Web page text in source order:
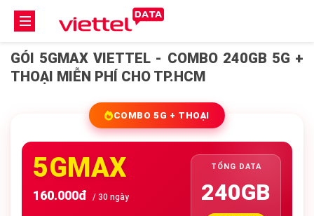
GÓI 5GMAX VIETTEL - COMBO 240GB 5G +
THOẠI MIỄN PHÍ CHO TP.HCM
COMBO 5G + THOẠI
5GMAX
160.000đ / 30 ngày
TỔNG DATA
240GB